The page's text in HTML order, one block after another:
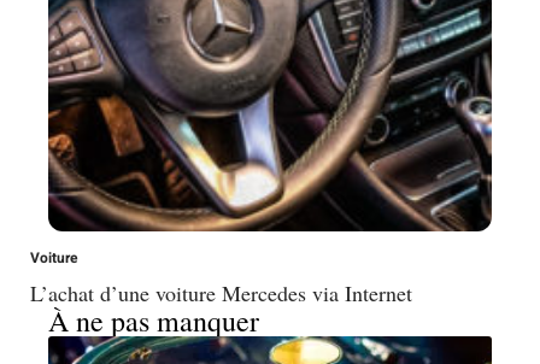
Voiture
L’achat d’une voiture Mercedes via Internet
À ne pas manquer